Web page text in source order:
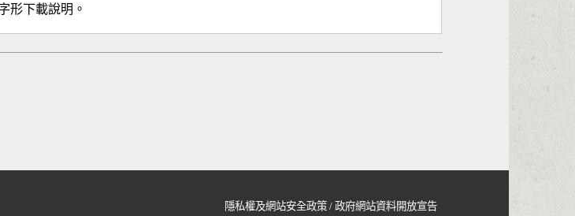
形下載說明。
隱私權及網站安全政策 /政府網站資料開放宣告